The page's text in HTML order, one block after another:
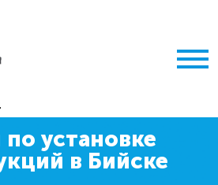
по установке
в Бийске